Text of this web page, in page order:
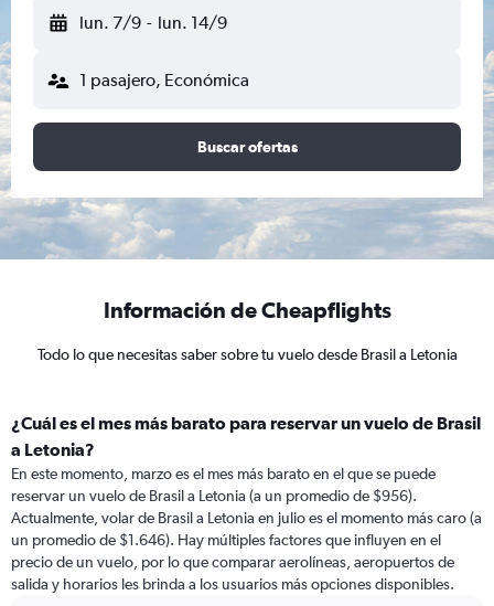
lun. 7/9 - lun. 14/9
1 pasajero, Económica
Buscar ofertas
Información de Cheapflights
Todo lo que necesitas saber sobre tu vuelo desde Brasil a Letonia
¿Cuál es el mes más barato para reservar un vuelo de Brasil
a Letonia?
En este momento, marzo es el mes más barato en el que se puede
reservar un vuelo de Brasil a Letonia (a un promedio de $956).
Actualmente, volar de Brasil a Letonia en julio es el momento más caro (a
un promedio de $1.646). Hay múltiples factores que influyen en el
precio de un vuelo, por lo que comparar aerolíneas, aeropuertos de
salida y horarios les brinda a los usuarios más opciones disponibles.